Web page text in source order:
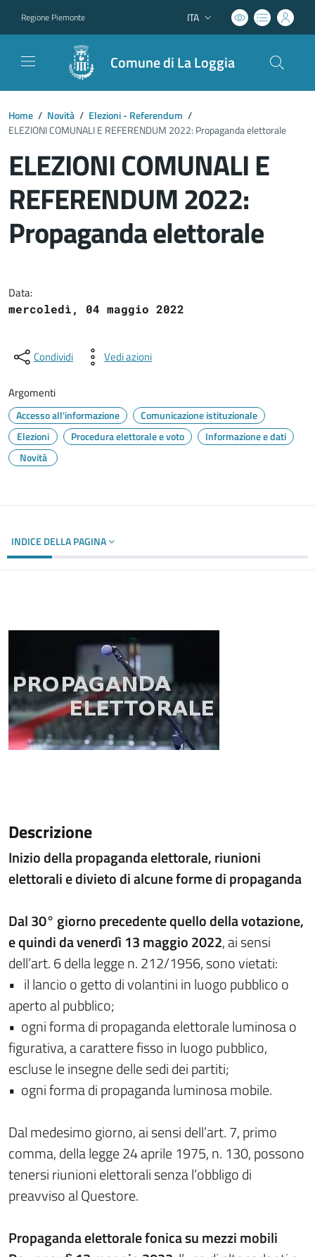
Regione Piemonte Lingua attiva:
ITA
Comune di La Loggia
Home / Novità / Elezioni - Referendum /
ELEZIONI COMUNALI E REFERENDUM 2022: Propaganda elettorale
ELEZIONI COMUNALI E
REFERENDUM 2022:
Propaganda elettorale
Data:
mercoledì, 04 maggio 2022
Condividi Vedi azioni
Argomenti
Accesso all'informazione
Comunicazione istituzionale
Elezioni
Procedura elettorale e voto
Informazione e dati
Novità
INDICE DELLA PAGINA
Descrizione
Inizio della propaganda elettorale, riunioni
elettorali e divieto di alcune forme di propaganda
Dal 30° giorno precedente quello della votazione,
e quindi da venerdì 13 maggio 2022, ai sensi
dell’art. 6 della legge n. 212/1956, sono vietati:
• il lancio o getto di volantini in luogo pubblico o
aperto al pubblico;
• ogni forma di propaganda elettorale luminosa o
figurativa, a carattere fisso in luogo pubblico,
escluse le insegne delle sedi dei partiti;
• ogni forma di propaganda luminosa mobile.
Dal medesimo giorno, ai sensi dell’art. 7, primo
comma, della legge 24 aprile 1975, n. 130, possono
tenersi riunioni elettorali senza l’obbligo di
preavviso al Questore.
Propaganda elettorale fonica su mezzi mobili